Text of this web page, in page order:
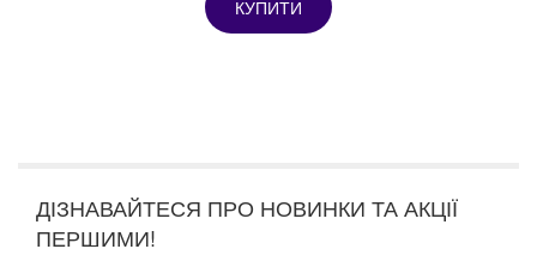
КУПИТИ
ДІЗНАВАЙТЕСЯ ПРО НОВИНКИ ТА АКЦІЇ
ПЕРШИМИ!